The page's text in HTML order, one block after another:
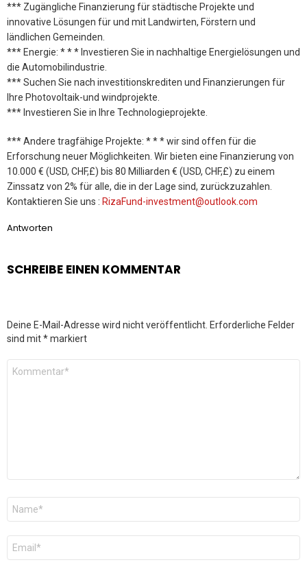
*** Zugängliche Finanzierung für städtische Projekte und
innovative Lösungen für und mit Landwirten, Förstern und
ländlichen Gemeinden.
*** Energie: * * * Investieren Sie in nachhaltige Energielösungen und
die Automobilindustrie.
*** Suchen Sie nach investitionskrediten und Finanzierungen für
Ihre Photovoltaik-und windprojekte.
*** Investieren Sie in Ihre Technologieprojekte.
*** Andere tragfähige Projekte: * * * wir sind offen für die
Erforschung neuer Möglichkeiten. Wir bieten eine Finanzierung von
10.000 € (USD, CHF,£) bis 80 Milliarden € (USD, CHF,£) zu einem
Zinssatz von 2% für alle, die in der Lage sind, zurückzuzahlen.
Kontaktieren Sie uns : RizaFund-investment@outlook.com
Antworten
SCHREIBE EINEN KOMMENTAR
Deine E-Mail-Adresse wird nicht veröffentlicht. Erforderliche Felder
sind mit*markiert
Kommentar
Name
E-
Mail
*